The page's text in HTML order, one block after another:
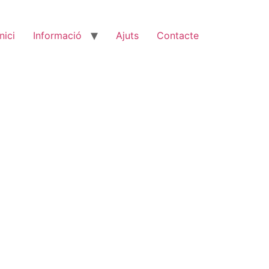
Informació Ajuts Contacte